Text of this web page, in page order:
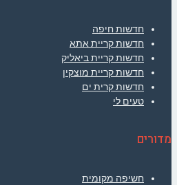
חדשות חיפה
חדשות קריית אתא
חדשות קריית ביאליק
חדשות קריית מוצקין
חדשות קרית ים
טעים לי
מדורים
חשיפה מקומית